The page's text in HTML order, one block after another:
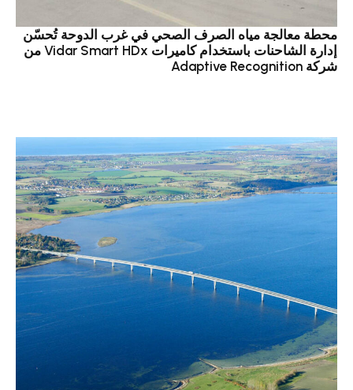
محطة معالجة مياه الصرف الصحي في غرب الدوحة تُحسّن
إدارة الشاحنات باستخدام كاميرات Vidar Smart HDx من
شركة Adaptive Recognition